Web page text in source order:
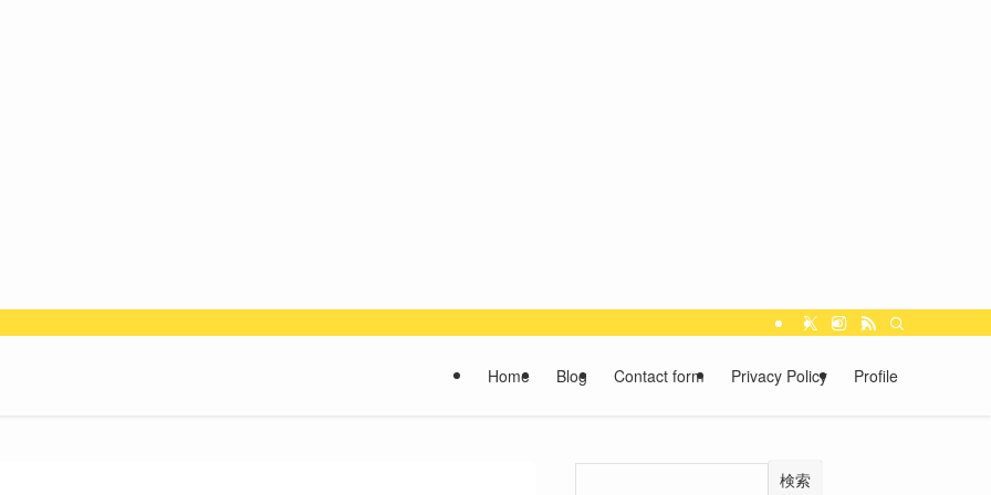
Home Blog Contact form Privacy Policy Profile
検索